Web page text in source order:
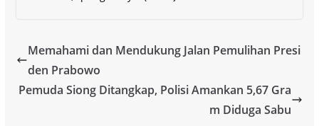
Memahami dan Mendukung Jalan Pemulihan Presi
den Prabowo
Pemuda Siong Ditangkap, Polisi Amankan 5,67 Gra
m Diduga Sabu